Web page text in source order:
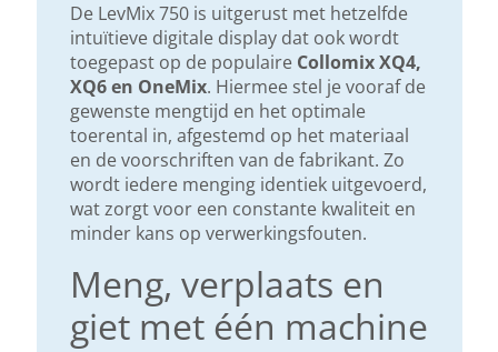
De LevMix 750 is uitgerust met hetzelfde
intuïtieve digitale display dat ook wordt
toegepast op de populaire Collomix XQ4,
XQ6 en OneMix. Hiermee stel je vooraf de
gewenste mengtijd en het optimale
toerental in, afgestemd op het materiaal
en de voorschriften van de fabrikant. Zo
wordt iedere menging identiek uitgevoerd,
wat zorgt voor een constante kwaliteit en
minder kans op verwerkingsfouten.
Meng, verplaats en
giet met één machine